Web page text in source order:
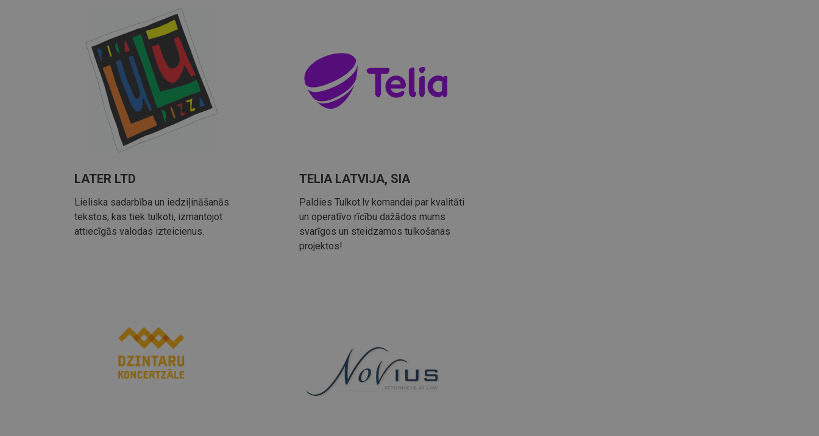
LATER LTD
Lieliska sadarbība un iedziļināšanās
tekstos, kas tiek tulkoti, izmantojot
attiecīgās valodas izteicienus.
TELIA LATVIJA, SIA
Paldies Tulkot.lv komandai par kvalitāti
un operatīvo rīcību dažādos mums
svarīgos un steidzamos tulkošanas
projektos!